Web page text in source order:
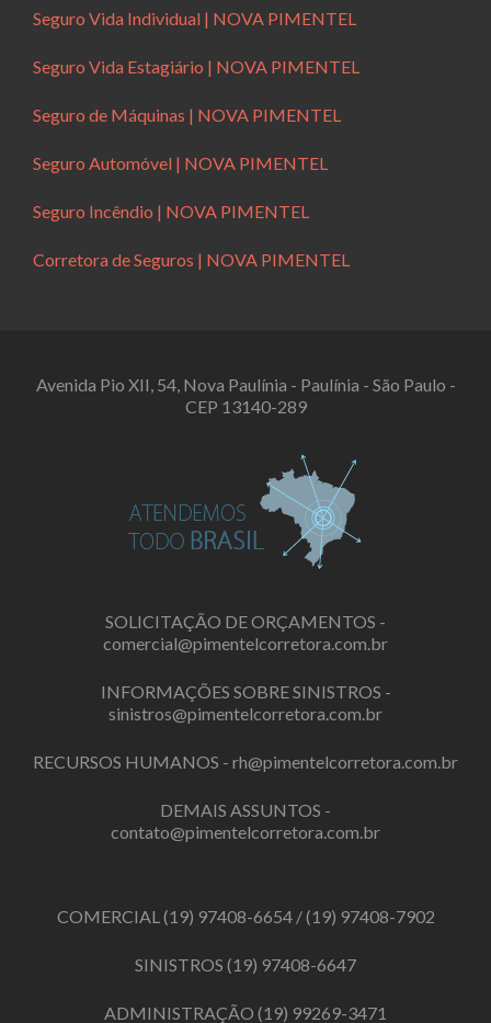
Seguro Vida Individual | NOVA PIMENTEL
Seguro Vida Estagiário | NOVA PIMENTEL
Seguro de Máquinas | NOVA PIMENTEL
Seguro Automóvel | NOVA PIMENTEL
Seguro Incêndio | NOVA PIMENTEL
Corretora de Seguros | NOVA PIMENTEL
Avenida Pio XII, 54, Nova Paulínia - Paulínia - São Paulo -
CEP 13140-289
SOLICITAÇÃO DE ORÇAMENTOS -
comercial@pimentelcorretora.com.br
INFORMAÇÕES SOBRE SINISTROS -
sinistros@pimentelcorretora.com.br
RECURSOS HUMANOS - rh@pimentelcorretora.com.br
DEMAIS ASSUNTOS -
contato@pimentelcorretora.com.br
COMERCIAL(19) 97408-6654/(19) 97408-7902
SINISTROS (19) 97408-6647
ADMINISTRAÇÃO (19) 99269-3471